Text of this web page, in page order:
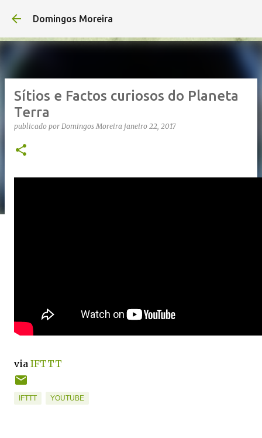
Avançar para o conteúdo principal
Domingos Moreira
Sítios e Factos curiosos do Planeta
Terra
publicado por Domingos Moreira janeiro 22, 2017
via IFTTT
IFTTT YOUTUBE